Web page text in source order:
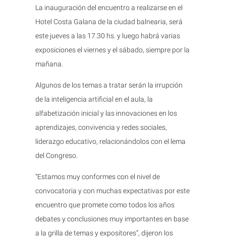
La inauguración del encuentro a realizarse en el
Hotel Costa Galana de la ciudad balnearia, será
este jueves a las 17.30 hs. y luego habrá varias
exposiciones el viernes y el sábado, siempre por la
mañana.
Algunos de los temas a tratar serán la irrupción
de la inteligencia artificial en el aula, la
alfabetización inicial y las innovaciones en los
aprendizajes, convivencia y redes sociales,
liderazgo educativo, relacionándolos con el lema
del Congreso.
“Estamos muy conformes con el nivel de
convocatoria y con muchas expectativas por este
encuentro que promete como todos los años
debates y conclusiones muy importantes en base
a la grilla de temas y expositores”, dijeron los